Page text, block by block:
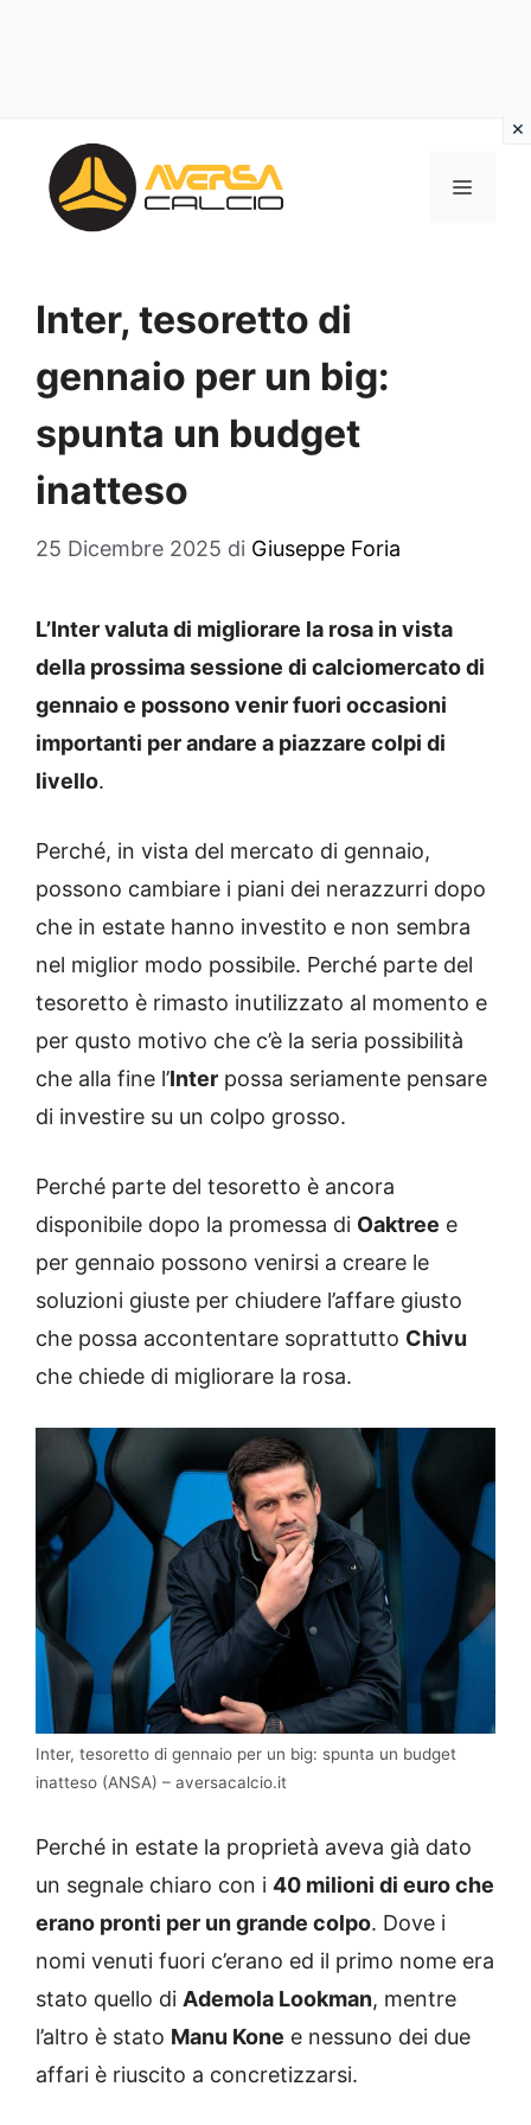
contenuto
MENU
Inter, tesoretto di
gennaio per un big:
spunta un budget
inatteso
25 Dicembre 2025 di Giuseppe Foria
L’Inter valuta di migliorare la rosa in vista
della prossima sessione di calciomercato di
gennaio e possono venir fuori occasioni
importanti per andare a piazzare colpi di
livello.
Perché, in vista del mercato di gennaio,
possono cambiare i piani dei nerazzurri dopo
che in estate hanno investito e non sembra
nel miglior modo possibile. Perché parte del
tesoretto è rimasto inutilizzato al momento e
per qusto motivo che c’è la seria possibilità
che alla fine l’Inter possa seriamente pensare
di investire su un colpo grosso.
Perché parte del tesoretto è ancora
disponibile dopo la promessa di Oaktree e
per gennaio possono venirsi a creare le
soluzioni giuste per chiudere l’affare giusto
che possa accontentare soprattutto Chivu
che chiede di migliorare la rosa.
Inter, tesoretto di gennaio per un big: spunta un budget
inatteso (ANSA) – aversacalcio.it
Perché in estate la proprietà aveva già dato
un segnale chiaro con i 40 milioni di euro che
erano pronti per un grande colpo. Dove i
nomi venuti fuori c’erano ed il primo nome era
stato quello di Ademola Lookman, mentre
l’altro è stato Manu Kone e nessuno dei due
affari è riuscito a concretizzarsi.